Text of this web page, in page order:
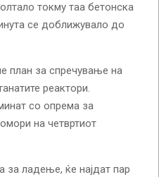
токму таа бетонска
се доближувало до
план за спречување на
реактори.
со опрема за
на четвртиот
за ладење, ќе најдат пар